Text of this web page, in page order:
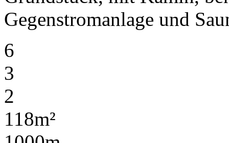
Gegenstromanlage und
6
3
2
118m²